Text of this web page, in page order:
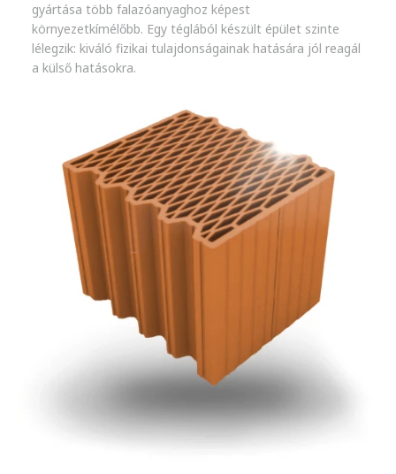
gyártása több falazóanyaghoz képest
környezetkímélőbb. Egy téglából készült épület szinte
lélegzik: kiváló fizikai tulajdonságainak hatására jól reagál
a külső hatásokra.